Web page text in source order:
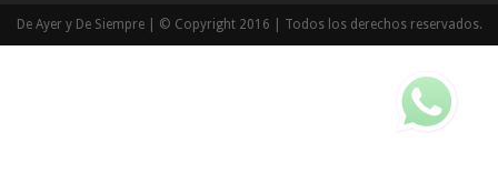
De Ayer y De Siempre | © Copyright 2016 | Todos los derechos reservados.